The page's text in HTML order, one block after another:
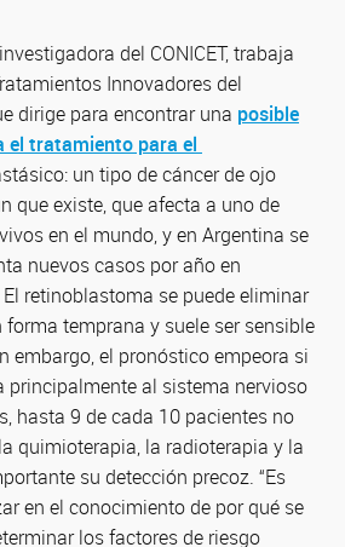
del CONICET, trabaja
Innovadores del
dirige para encontrar una posible
el tratamiento para el
un tipo de cáncer de ojo
que existe, que afecta a uno de
en el mundo, y en Argentina se
nuevos casos por año en
retinoblastoma se puede eliminar
temprana y suele ser sensible
embargo, el pronóstico empeora si
principalmente al sistema nervioso
hasta 9 de cada 10 pacientes no
quimioterapia, la radioterapia y la
su detección precoz. “Es
en el conocimiento de por qué se
los factores de riesgo